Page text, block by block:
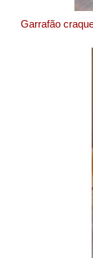
Garrafão